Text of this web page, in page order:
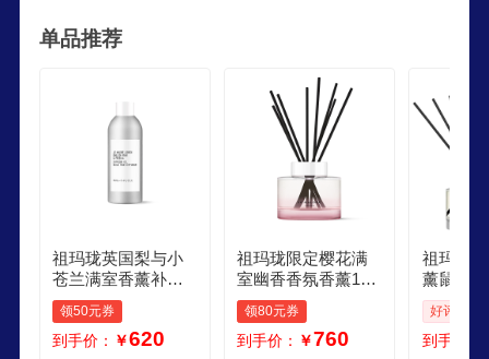
200种护肤产品。其香水以简单而纯粹为诸多明星
单品推荐
祖玛珑英国梨与小
苍兰满室香薰补充
装165ml 生日礼物
送女生 女神节礼物
领50元券
到手价： ￥620
祖玛珑限定樱花满
室幽香香氛香薰165
ml 生日礼物送女生
女神节礼物礼盒
领80元券
到手价： ￥760
祖玛珑
薰鼠尾
室幽香
日礼物
27年4月
好评率:
到手价：